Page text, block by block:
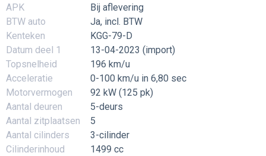
APK
Bij aflevering
BTW auto
Ja, incl. BTW
Kenteken
KGG-79-D
Datum deel 1
13-04-2023 (import)
Topsnelheid
196 km/u
Acceleratie
0-100 km/u in 6,80 sec
Motorvermogen
92 kW (125 pk)
Aantal deuren
5-deurs
Aantal zitplaatsen
5
Aantal cilinders
3-cilinder
Cilinderinhoud
1499 cc